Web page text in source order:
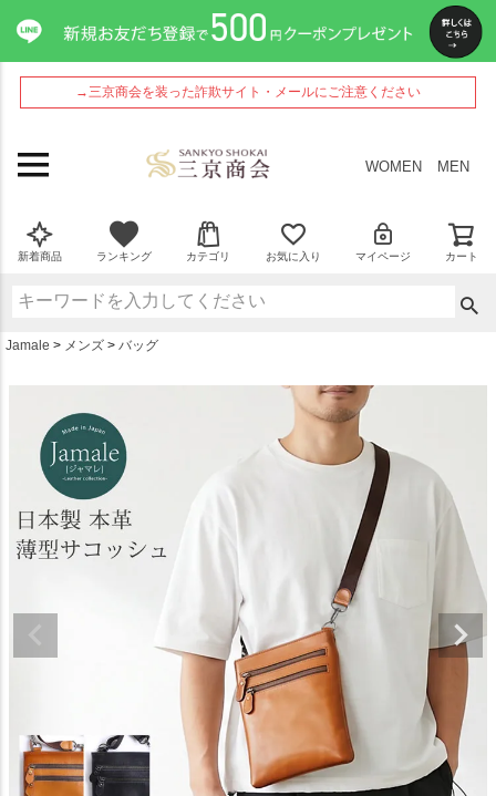
→三京商会を装った詐欺サイト・メールにご注意ください
WOMEN MEN
新着商品 ランキング カテゴリ お気に入り マイページ カート
Jamale メンズ バッグ
ペー
ジト
ップ
へ